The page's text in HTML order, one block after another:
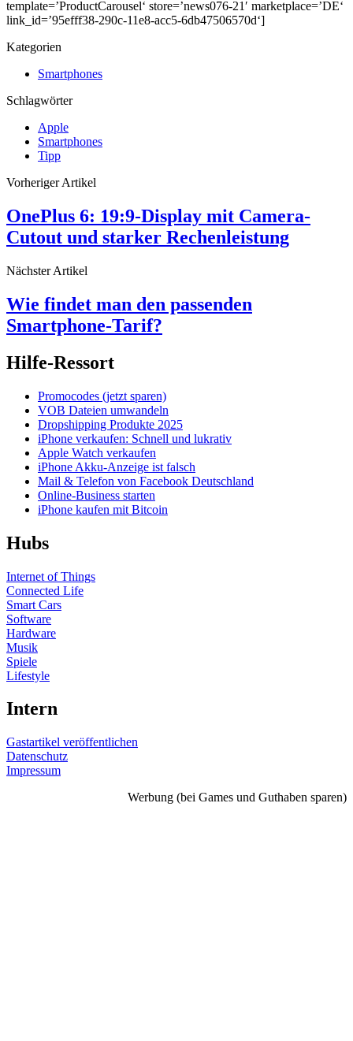
template=’ProductCarousel‘ store=’news076-21′ marketplace=’DE‘
link_id=’95efff38-290c-11e8-acc5-6db47506570d‘]
Kategorien
Smartphones
Schlagwörter
Apple
Smartphones
Tipp
Vorheriger Artikel
OnePlus 6: 19:9-Display mit Camera-
Cutout und starker Rechenleistung
Nächster Artikel
Wie findet man den passenden
Smartphone-Tarif?
Hilfe-Ressort
Promocodes (jetzt sparen)
VOB Dateien umwandeln
Dropshipping Produkte 2025
iPhone verkaufen: Schnell und lukrativ
Apple Watch verkaufen
iPhone Akku-Anzeige ist falsch
Mail & Telefon von Facebook Deutschland
Online-Business starten
iPhone kaufen mit Bitcoin
Hubs
Internet of Things
Connected Life
Smart Cars
Software
Hardware
Musik
Spiele
Lifestyle
Intern
Gastartikel veröffentlichen
Datenschutz
Impressum
Werbung (bei Games und Guthaben sparen)